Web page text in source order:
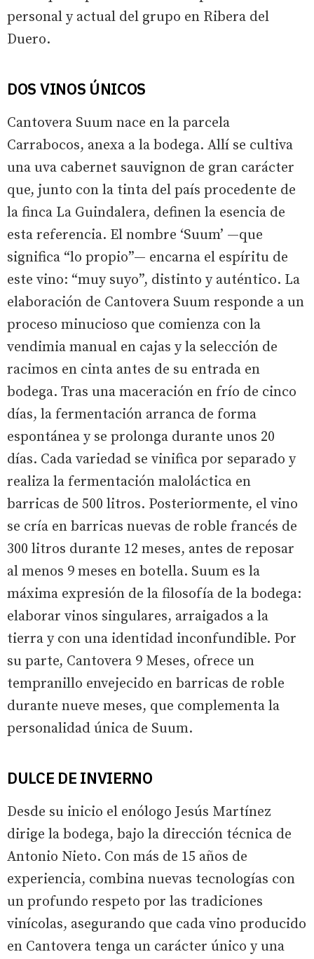
personal y actual del grupo en Ribera del
Duero.
DOS VINOS ÚNICOS
Cantovera Suum nace en la parcela
Carrabocos, anexa a la bodega. Allí se cultiva
una uva cabernet sauvignon de gran carácter
que, junto con la tinta del país procedente de
la finca La Guindalera, definen la esencia de
esta referencia. El nombre ‘Suum’ —que
significa “lo propio”— encarna el espíritu de
este vino: “muy suyo”, distinto y auténtico. La
elaboración de Cantovera Suum responde a un
proceso minucioso que comienza con la
vendimia manual en cajas y la selección de
racimos en cinta antes de su entrada en
bodega. Tras una maceración en frío de cinco
días, la fermentación arranca de forma
espontánea y se prolonga durante unos 20
días. Cada variedad se vinifica por separado y
realiza la fermentación maloláctica en
barricas de 500 litros. Posteriormente, el vino
se cría en barricas nuevas de roble francés de
300 litros durante 12 meses, antes de reposar
al menos 9 meses en botella. Suum es la
máxima expresión de la filosofía de la bodega:
elaborar vinos singulares, arraigados a la
tierra y con una identidad inconfundible. Por
su parte, Cantovera 9 Meses, ofrece un
tempranillo envejecido en barricas de roble
durante nueve meses, que complementa la
personalidad única de Suum.
DULCE DE INVIERNO
Desde su inicio el enólogo Jesús Martínez
dirige la bodega, bajo la dirección técnica de
Antonio Nieto. Con más de 15 años de
experiencia, combina nuevas tecnologías con
un profundo respeto por las tradiciones
vinícolas, asegurando que cada vino producido
en Cantovera tenga un carácter único y una